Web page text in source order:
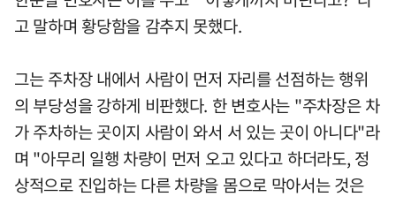
고 말하며 황당함을 감추지 못했다.
그는 주차장 내에서 사람이 먼저 자리를 선점하는 행위
의 부당성을 강하게 비판했다. 한 변호사는 "주차장은 차
가 주차하는 곳이지 사람이 와서 서 있는 곳이 아니다"라
며 "아무리 일행 차량이 먼저 오고 있다고 하더라도, 정
상적으로 진입하는 다른 차량을 몸으로 막아서는 것은